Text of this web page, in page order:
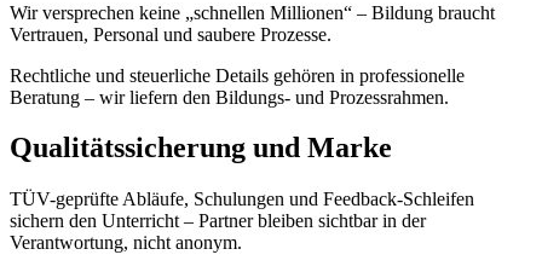
Wir versprechen keine „schnellen Millionen“ – Bildung braucht
Vertrauen, Personal und saubere Prozesse.
Rechtliche und steuerliche Details gehören in professionelle
Beratung – wir liefern den Bildungs- und Prozessrahmen.
Qualitätssicherung und Marke
TÜV-geprüfte Abläufe, Schulungen und Feedback-Schleifen
sichern den Unterricht – Partner bleiben sichtbar in der
Verantwortung, nicht anonym.